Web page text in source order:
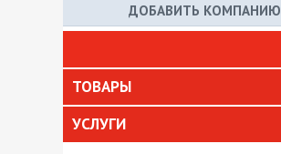
ДОБАВИТЬ КОМПАНИЮ
ТОВАРЫ
УСЛУГИ